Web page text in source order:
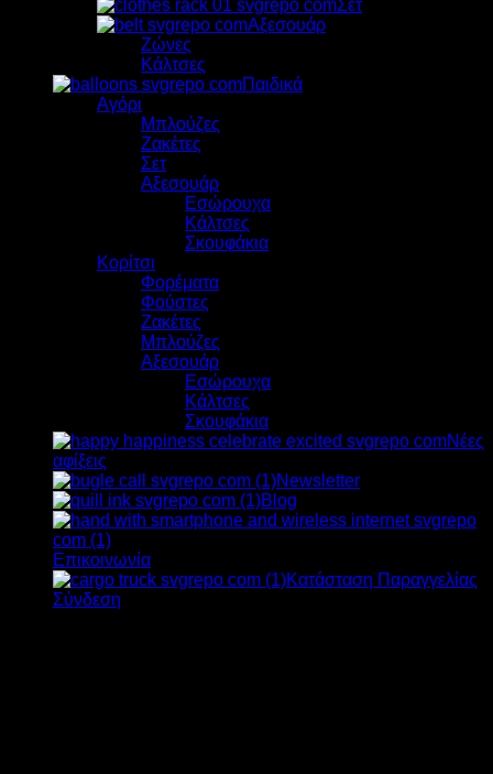
Σετ
Αξεσουάρ
Ζώνες
Κάλτσες
Παιδικά
Αγόρι
Μπλούζες
Zακέτες
Σετ
Αξεσουάρ
Εσώρουχα
Κάλτσες
Σκουφάκια
Κορίτσι
Φορέματα
Φούστες
Ζακέτες
Μπλούζες
Αξεσουάρ
Εσώρουχα
Κάλτσες
Σκουφάκια
Νέες
αφίξεις
Newsletter
Blog
Επικοινωνία
Κατάσταση Παραγγελίας
Σύνδεση